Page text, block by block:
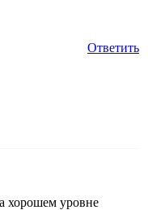
Ответить
хорошем уровне